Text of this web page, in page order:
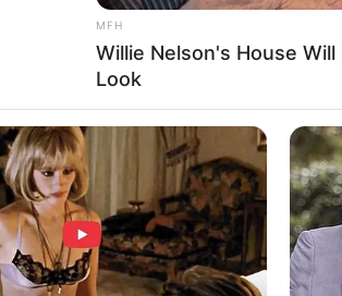
muda, yaitu 13 tahun.
dalam dunia persyutingan, ia
langsung berada di puncak. Ia
MFH
Willie Nelson's House
Look